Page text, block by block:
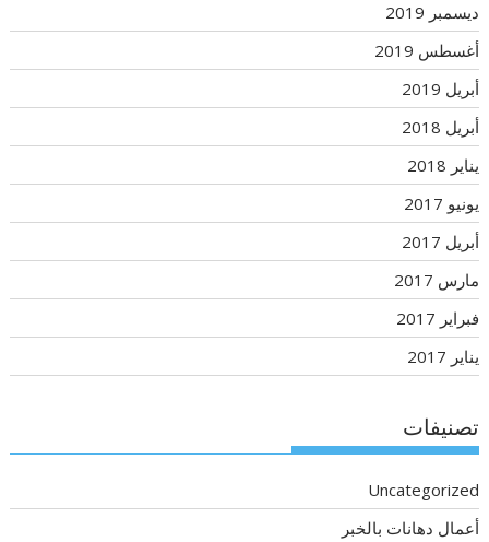
ديسمبر 2019
أغسطس 2019
أبريل 2019
أبريل 2018
يناير 2018
يونيو 2017
أبريل 2017
مارس 2017
فبراير 2017
يناير 2017
تصنيفات
Uncategorized
أعمال دهانات بالخبر